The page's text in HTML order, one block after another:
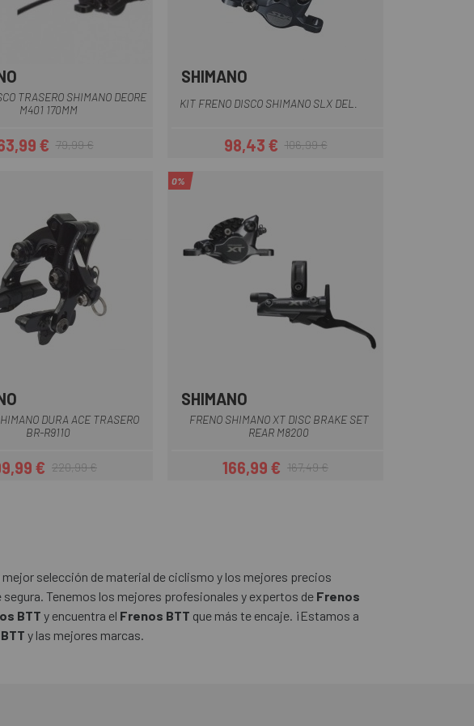
TRASERO SHIMANO DEORE
M401 170MM
Precio
€Precio regular
79,99 €
SHIMANO
KIT FRENO DISCO SHIMANO SLX DEL.
Precio
98,43 €Precio regular
106,99 €
DURA ACE TRASERO
BR-R9110
Precio
€Precio regular
220,99 €
0%
SHIMANO
FRENO SHIMANO XT DISC BRAKE SET
REAR M8200
Precio
166,99 €Precio regular
167,49 €
selección de material de ciclismo y los mejores precios
Tenemos los mejores profesionales y expertos de Frenos
BTT y encuentra el Frenos BTT que más te encaje. ¡Estamos a
y las mejores marcas.